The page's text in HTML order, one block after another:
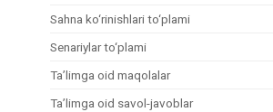
Sahna ko‘rinishlari to‘plami
Senariylar to‘plami
Ta’limga oid maqolalar
Ta’limga oid savol-javoblar